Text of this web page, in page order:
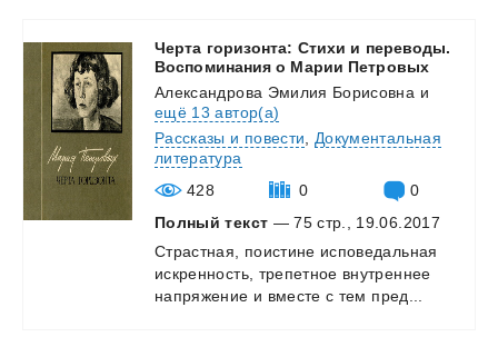
Черта горизонта: Стихи и переводы.
Воспоминания о Марии Петровых
Александрова Эмилия Борисовна и
ещё 13 автор(а)
Рассказы и повести
Документальная
литература
428
0
0
Полный текст — 75 стр., 19.06.2017
Страстная,
поистине исповедальная
искренность, трепетное внутреннее
напряжение и вместе с тем пред...